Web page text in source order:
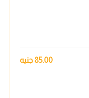
85.00جنيه